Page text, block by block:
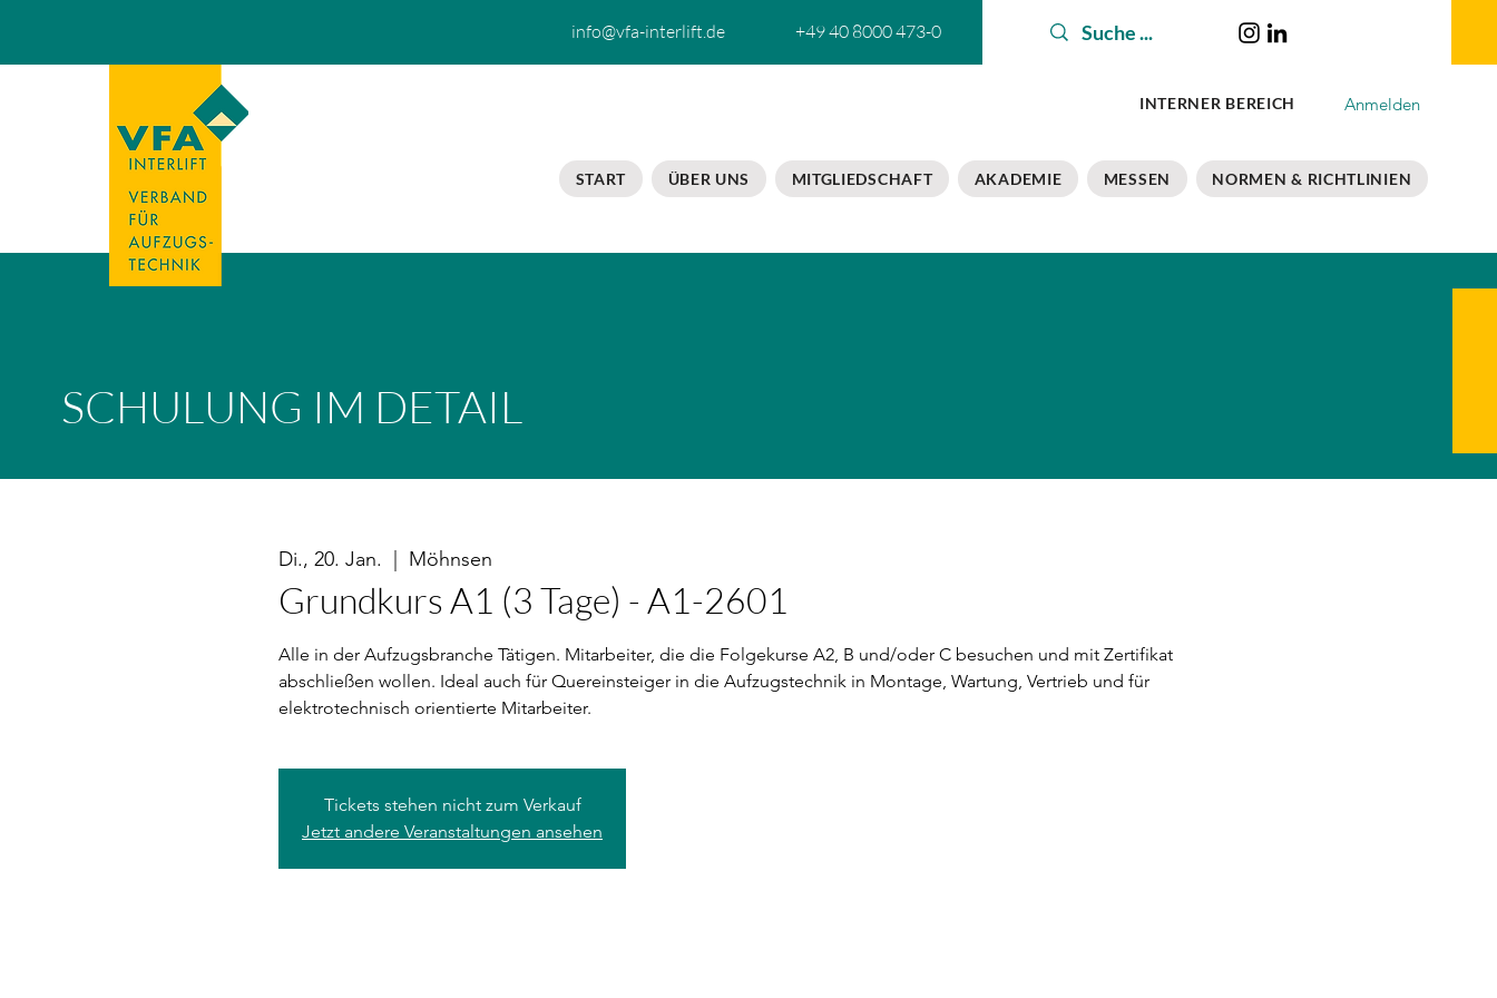
info@vfa-interlift.de +49 40 8000 473-0
INTERNER BEREICH Anmelden
START ÜBER UNS MITGLIEDSCHAFT AKADEMIE MESSEN NORMEN & RICHTLINIEN
SCHULUNG IM DETAIL
Di., 20. Jan. Möhnsen
Grundkurs A1 (3 Tage) - A1-2601
Alle in der Aufzugsbranche Tätigen. Mitarbeiter, die die Folgekurse A2, B und/oder C besuchen und mit Zertifikat
abschließen wollen. Ideal auch für Quereinsteiger in die Aufzugstechnik in Montage, Wartung, Vertrieb und für
elektrotechnisch orientierte Mitarbeiter.
Tickets stehen nicht zum Verkauf
Jetzt andere Veranstaltungen ansehen